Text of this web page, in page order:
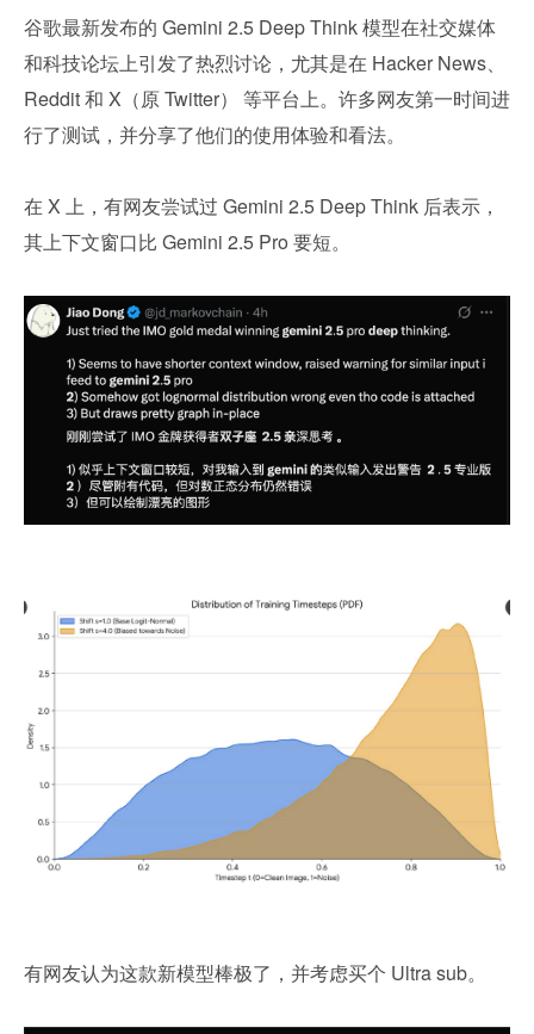
谷歌最新发布的 Gemini 2.5 Deep Think 模型在社交媒体
和科技论坛上引发了热烈讨论，尤其是在 Hacker News、
Reddit 和 X（原 Twitter） 等平台上。许多网友第一时间进
行了测试，并分享了他们的使用体验和看法。
在 X 上，有网友尝试过 Gemini 2.5 Deep Think 后表示，
其上下文窗口比 Gemini 2.5 Pro 要短。
有网友认为这款新模型棒极了，并考虑买个 Ultra sub。